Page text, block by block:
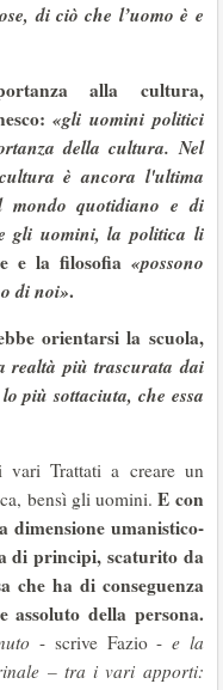
di ciò che l’uomo è e
alla cultura,
«gli uomini politici
della cultura. Nel
è ancora l'ultima
mondo quotidiano e di
gli uomini, la politica li
e la filosofia «possono
di noi».
orientarsi la scuola,
realtà più trascurata dai
più sottaciuta, che essa
Trattati a creare un
bensì gli uomini.E con
dimensione umanistico-
di principi, scaturito da
che ha di conseguenza
assoluto della persona.
- scrive Fazio - e la
– tra i vari apporti: